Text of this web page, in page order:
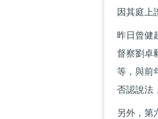
因其庭上
昨日曾健
督察劉卓
等，與前
否認說法
另外，第